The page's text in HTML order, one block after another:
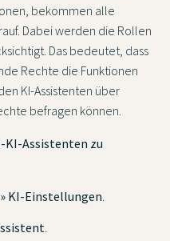
bekommen alle
Dabei werden die Rollen
Das bedeutet, dass
Rechte die Funktionen
KI-Assistenten über
befragen können.
KI-Assistenten zu
KI-Einstellungen